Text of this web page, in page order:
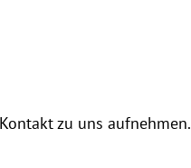
zu uns aufnehmen.